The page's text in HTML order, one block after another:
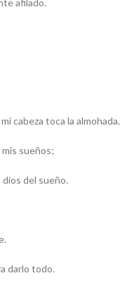
afilado.
cabeza toca la almohada.
sueños;
del sueño.
darlo todo.